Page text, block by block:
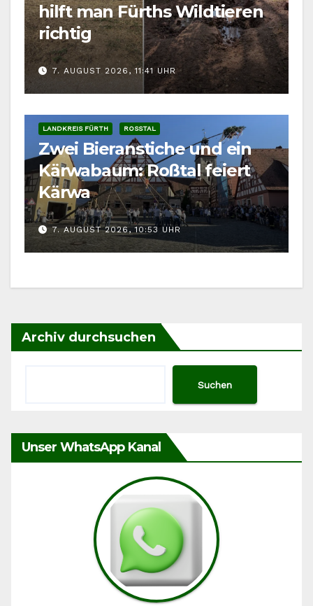
hilft man Fürths Wildtieren
richtig
7. AUGUST 2026, 11:41 UHR
LANDKREIS FÜRTH ROSSTAL
Zwei Bieranstiche und ein
Kärwabaum: Roßtal feiert
Kärwa
7. AUGUST 2026, 10:53 UHR
Archiv durchsuchen
Suchen
Unser WhatsApp Kanal